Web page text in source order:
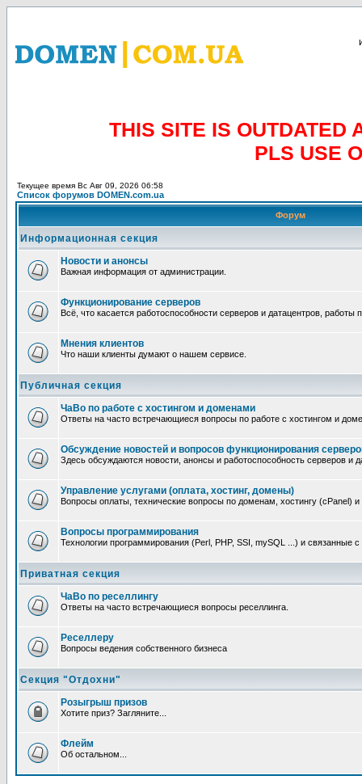
THIS SITE IS OUTDATED
PLS USE
Текущее время Вс Авг 09, 2026 06:58
Список форумов DOMEN.com.ua
Форум
Информационная секция
Новости и анонсы
Важная информация от администрации.
Функционирование серверов
Всё, что касается работоспособности серверов и датацентров, работы
Мнения клиентов
Что наши клиенты думают о нашем сервисе.
Публичная секция
ЧаВо по работе с хостингом и доменами
Ответы на часто встречающиеся вопросы по работе с хостингом и
Обсуждение новостей и вопросов функционирования
Здесь обсуждаются новости, анонсы и работоспособность серверов и
Управление услугами (оплата, хостинг, домены)
Вопросы оплаты, технические вопросы по доменам, хостингу (cPanel)
Вопросы программирования
Технологии программирования (Perl, PHP, SSI, mySQL ...) и связанные
Приватная секция
ЧаВо по реселлингу
Ответы на часто встречающиеся вопросы реселлинга.
Реселлеру
Вопросы ведения собственного бизнеса
Секция "Отдохни"
Розыгрыш призов
Хотите приз? Загляните...
Флейм
Об остальном...